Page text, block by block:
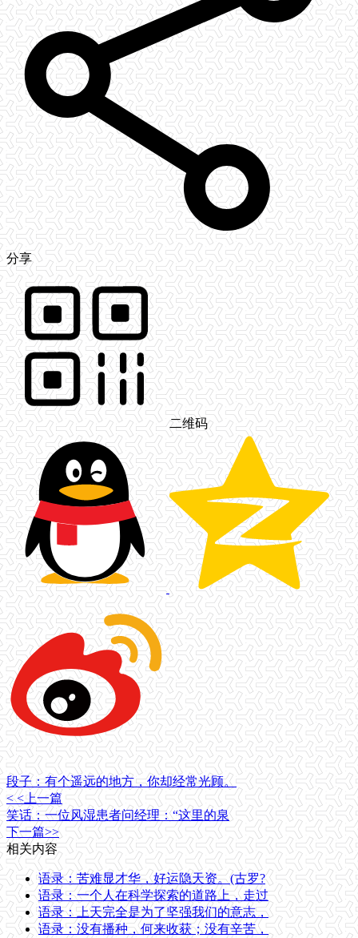
分享
二维码
段子：有个遥远的地方，你却经常光顾。
< <上一篇
笑话：一位风湿患者问经理：“这里的泉
下一篇>>
相关内容
语录：苦难显才华，好运隐天资。(古罗?
语录：一个人在科学探索的道路上，走过
语录：上天完全是为了坚强我们的意志，
语录：没有播种，何来收获；没有辛苦，